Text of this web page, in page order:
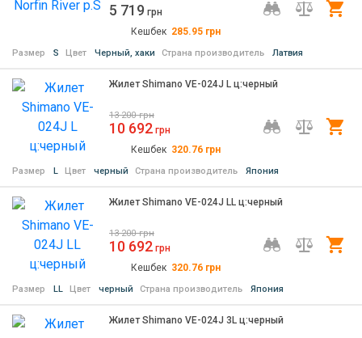
5 719 грн
Кешбек 285.95 грн
Размер S Цвет Черный, хаки Страна производитель Латвия
Жилет Shimano VE-024J L ц:черный
13 200 грн
10 692 грн
Кешбек 320.76 грн
Размер L Цвет черный Страна производитель Япония
Жилет Shimano VE-024J LL ц:черный
13 200 грн
10 692 грн
Кешбек 320.76 грн
Размер LL Цвет черный Страна производитель Япония
Жилет Shimano VE-024J 3L ц:черный